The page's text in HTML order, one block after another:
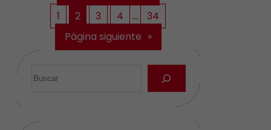
1
2 3 4 …
34
Página siguiente »